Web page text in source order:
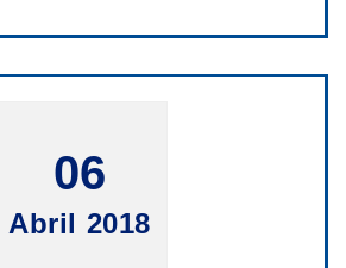
06
Abril 2018